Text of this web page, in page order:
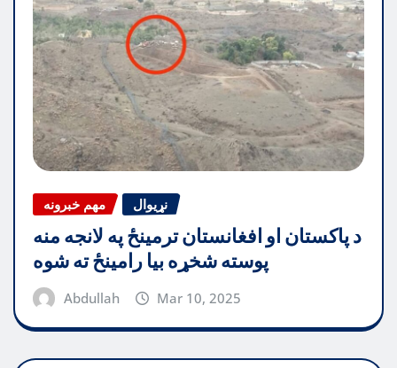
مهم خبرونه نړیوال
د پاکستان او افغانستان ترمینځ په لانجه منه
پوسته شخړه بیا رامینځ ته شوه
Abdullah Mar 10, 2025